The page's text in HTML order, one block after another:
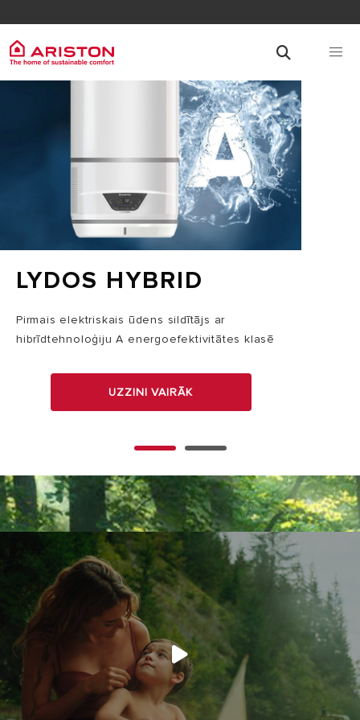
LYDOS HYBRID
Pirmais elektriskais ūdens sildītājs ar
hibrīdtehnoloģiju A energoefektivitātes klasē
UZZINI VAIRĀK